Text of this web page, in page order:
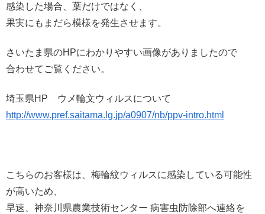
感染した場合、葉だけではなく、
果実にもまだら模様を発生させます。
さいたま県のHPにわかりやすい画像がありましたので
合わせてご覧ください。
埼玉県HP ウメ輪文ウィルスについて
http://www.pref.saitama.lg.jp/a0907/nb/ppv-intro.html
こちらのお客様は、梅輪紋ウィルスに感染している可能性
が高いため、
早速、神奈川県農業技術センター 病害虫防除部へ連絡を